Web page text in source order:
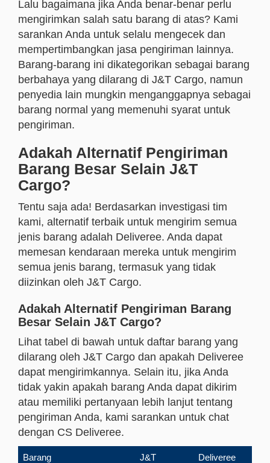
Lalu bagaimana jika Anda benar-benar perlu
mengirimkan salah satu barang di atas? Kami
sarankan Anda untuk selalu mengecek dan
mempertimbangkan jasa pengiriman lainnya.
Barang-barang ini dikategorikan sebagai barang
berbahaya yang dilarang di J&T Cargo, namun
penyedia lain mungkin menganggapnya sebagai
barang normal yang memenuhi syarat untuk
pengiriman.
Adakah Alternatif Pengiriman
Barang Besar Selain J&T
Cargo?
Tentu saja ada! Berdasarkan investigasi tim
kami, alternatif terbaik untuk mengirim semua
jenis barang adalah Deliveree. Anda dapat
memesan kendaraan mereka untuk mengirim
semua jenis barang, termasuk yang tidak
diizinkan oleh J&T Cargo.
Adakah Alternatif Pengiriman Barang
Besar Selain J&T Cargo?
Lihat tabel di bawah untuk daftar barang yang
dilarang oleh J&T Cargo dan apakah Deliveree
dapat mengirimkannya. Selain itu, jika Anda
tidak yakin apakah barang Anda dapat dikirim
atau memiliki pertanyaan lebih lanjut tentang
pengiriman Anda, kami sarankan untuk chat
dengan CS Deliveree.
Barang J&T Deliveree